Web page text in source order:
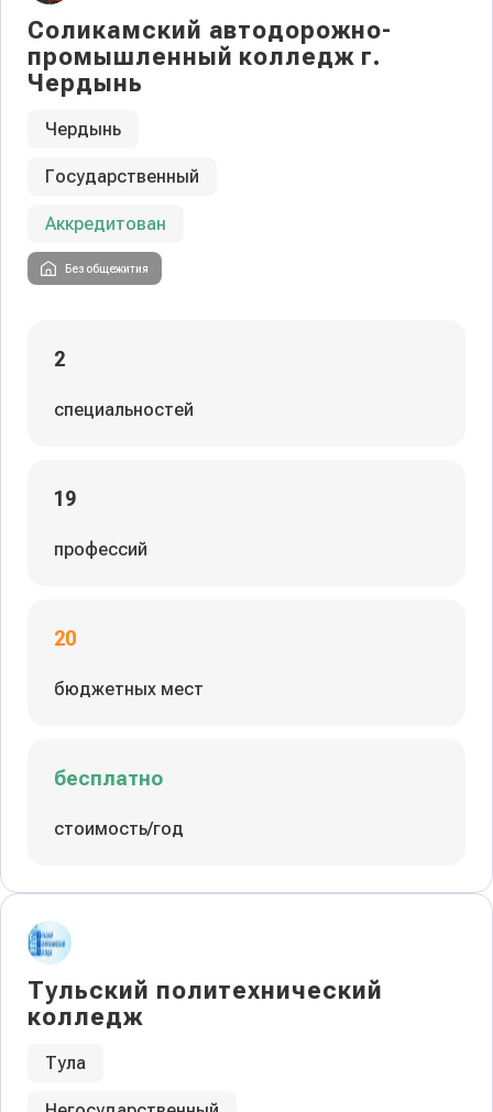
Соликамский автодорожно-
промышленный колледж г.
Чердынь
Чердынь
Государственный
Аккредитован
Без общежития
2
специальностей
19
профессий
20
бюджетных мест
бесплатно
стоимость/год
Тульский политехнический
колледж
Тула